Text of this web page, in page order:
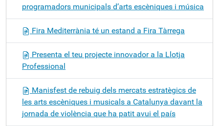
programadors municipals d’arts escèniques i música
Fira Mediterrània té un estand a Fira Tàrrega
Presenta el teu projecte innovador a la Llotja
Professional
Manisfest de rebuig dels mercats estratègics de
les arts escèniques i musicals a Catalunya davant la
jornada de violència que ha patit avui el país